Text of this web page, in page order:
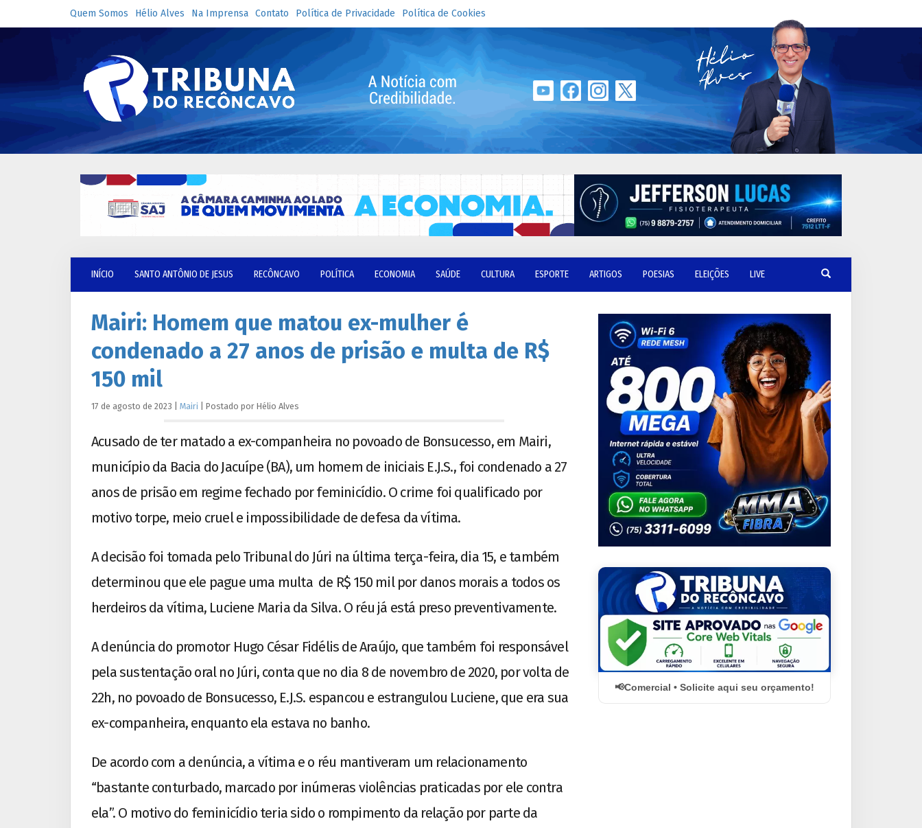
Quem Somos Hélio Alves Na Imprensa Contato Política de Privacidade Política de Cookies
INÍCIO SANTO ANTÔNIO DE JESUS RECÔNCAVO POLÍTICA ECONOMIA SAÚDE CULTURA ESPORTE ARTIGOS POESIAS ELEIÇÕES LIVE
Mairi: Homem que matou ex-mulher é
condenado a 27 anos de prisão e multa de R$
150 mil
17 de agosto de 2023 Mairi Postado por Hélio Alves
Acusado de ter matado a ex-companheira no povoado de Bonsucesso, em Mairi,
município da Bacia do Jacuípe (BA), um homem de iniciais E.J.S., foi condenado a 27
anos de prisão em regime fechado por feminicídio. O crime foi qualificado por
motivo torpe, meio cruel e impossibilidade de defesa da vítima.
A decisão foi tomada pelo Tribunal do Júri na última terça-feira, dia 15, e também
determinou que ele pague uma multa de R$ 150 mil por danos morais a todos os
herdeiros da vítima, Luciene Maria da Silva. O réu já está preso preventivamente.
A denúncia do promotor Hugo César Fidélis de Araújo, que também foi responsável
pela sustentação oral no Júri, conta que no dia 8 de novembro de 2020, por volta de
22h, no povoado de Bonsucesso, E.J.S. espancou e estrangulou Luciene, que era sua
ex-companheira, enquanto ela estava no banho.
De acordo com a denúncia, a vítima e o réu mantiveram um relacionamento
“bastante conturbado, marcado por inúmeras violências praticadas por ele contra
ela”. O motivo do feminicídio teria sido o rompimento da relação por parte da
Comercial • Solicite aqui seu orçamento!